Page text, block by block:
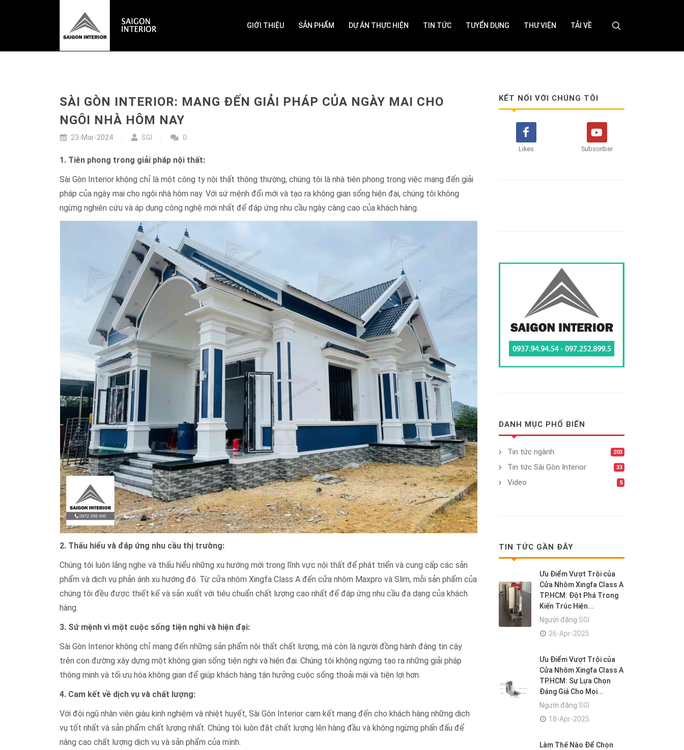
GIỚI THIỆU SẢN PHẨM DỰ ÁN THỰC HIỆN TIN TỨC TUYỂN DỤNG THƯ VIỆN TẢI VỀ
SÀI GÒN INTERIOR: MANG ĐẾN GIẢI PHÁP CỦA NGÀY MAI CHO
NGÔI NHÀ HÔM NAY
23-Mar-2024 SGI 0
1. Tiên phong trong giải pháp nội thất:
Sài Gòn Interior không chỉ là một công ty nội thất thông thường, chúng tôi là nhà tiên phong trong việc mang đến giải
pháp của ngày mai cho ngôi nhà hôm nay. Với sứ mệnh đổi mới và tạo ra không gian sống hiện đại, chúng tôi không
ngừng nghiên cứu và áp dụng công nghệ mới nhất để đáp ứng nhu cầu ngày càng cao của khách hàng.
2. Thấu hiểu và đáp ứng nhu cầu thị trường:
Chúng tôi luôn lắng nghe và thấu hiểu những xu hướng mới trong lĩnh vực nội thất để phát triển và cung cấp các sản
phẩm và dịch vụ phản ánh xu hướng đó. Từ cửa nhôm Xingfa Class A đến cửa nhôm Maxpro và Slim, mỗi sản phẩm của
chúng tôi đều được thiết kế và sản xuất với tiêu chuẩn chất lượng cao nhất để đáp ứng nhu cầu đa dạng của khách
hàng.
3. Sứ mệnh vì một cuộc sống tiện nghi và hiện đại:
Sài Gòn Interior không chỉ mang đến những sản phẩm nội thất chất lượng, mà còn là người đồng hành đáng tin cậy
trên con đường xây dựng một không gian sống tiện nghi và hiện đại. Chúng tôi không ngừng tạo ra những giải pháp
thông minh và tối ưu hóa không gian để giúp khách hàng tận hưởng cuộc sống thoải mái và tiện lợi hơn.
4. Cam kết về dịch vụ và chất lượng:
Với đội ngũ nhân viên giàu kinh nghiệm và nhiệt huyết, Sài Gòn Interior cam kết mang đến cho khách hàng những dịch
vụ tốt nhất và sản phẩm chất lượng nhất. Chúng tôi luôn đặt chất lượng lên hàng đầu và không ngừng phấn đấu để
nâng cao chất lượng dịch vụ và sản phẩm của mình.
KẾT NỐI VỚI CHÚNG TÔI
Likes Subscriber
DANH MỤC PHỔ BIẾN
Tin tức ngành 203
Tin tức Sài Gòn Interior 33
Video 5
TIN TỨC GẦN ĐÂY
Ưu Điểm Vượt Trội của
Cửa Nhôm Xingfa Class A
TP.HCM: Đột Phá Trong
Kiến Trúc Hiện...
Người đăng SGI
26-Apr-2025
Ưu Điểm Vượt Trội của
Cửa Nhôm Xingfa Class A
TP.HCM: Sự Lựa Chọn
Đáng Giá Cho Mọi...
Người đăng SGI
18-Apr-2025
Làm Thế Nào Để Chọn